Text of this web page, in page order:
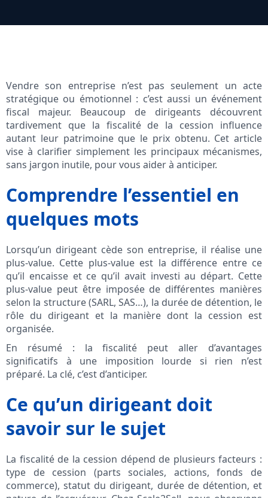
Vendre son entreprise n’est pas seulement un acte
stratégique ou émotionnel : c’est aussi un événement
fiscal majeur. Beaucoup de dirigeants découvrent
tardivement que la fiscalité de la cession influence
autant leur patrimoine que le prix obtenu. Cet article
vise à clarifier simplement les principaux mécanismes,
sans jargon inutile, pour vous aider à anticiper.
Comprendre l’essentiel en
quelques mots
Lorsqu’un dirigeant cède son entreprise, il réalise une
plus-value. Cette plus-value est la différence entre ce
qu’il encaisse et ce qu’il avait investi au départ. Cette
plus-value peut être imposée de différentes manières
selon la structure (SARL, SAS…), la durée de détention, le
rôle du dirigeant et la manière dont la cession est
organisée.
En résumé : la fiscalité peut aller d’avantages
significatifs à une imposition lourde si rien n’est
préparé. La clé, c’est d’anticiper.
Ce qu’un dirigeant doit
savoir sur le sujet
La fiscalité de la cession dépend de plusieurs facteurs :
type de cession (parts sociales, actions, fonds de
commerce), statut du dirigeant, durée de détention, et